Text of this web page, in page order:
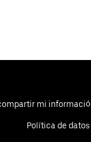
mi
Política de datos